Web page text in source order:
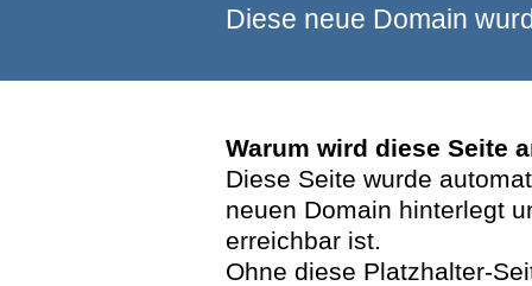
Diese neue Domain
Warum wird diese Seite
Diese Seite wurde
neuen Domain hinterlegt
erreichbar ist.
Ohne diese Platzhalter-